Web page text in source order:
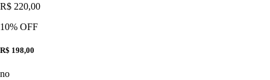
R$ 220,00
10% OFF
R$ 198,00
no